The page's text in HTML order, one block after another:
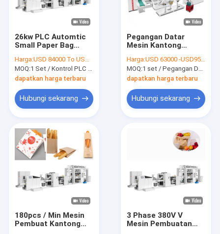
26kw PLC Automtic
Small Paper Bag
175mm-715mm
Panjang Pemotongan
Harga:USD 84000 To USD 100000 Per Set
MOQ:1 Set / Kontrol PLC Mesin Pembuat Kantong Kertas Kecil Sekali Pakai Otomatis
dapatkan harga terbaru
Hubungi sekarang
Pegangan Datar
Mesin Kantong
Bawah Datar Dengan
Pencetakan
Harga:USD 63000 -USD95000
MOQ:1 set / Pegangan Datar Mesin Kantong Kertas Otomatis Bawah Datar Dengan Pencetakan
dapatkan harga terbaru
Hubungi sekarang
180pcs / Min Mesin
Pembuat Kantong
3 Phase 380V V
Mesin Pembuatan